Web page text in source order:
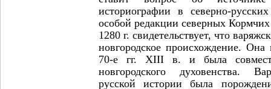
историографии в северно-
особой редакции северных
1280 г. свидетельствует, что
новгородское происхождение.
70-е гг. XIII в. и была
новгородского духовенства.
русской истории была